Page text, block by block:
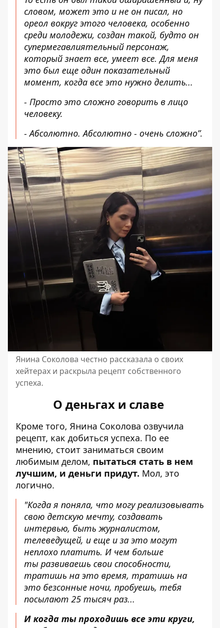
словом, может это и не он писал, но
ореол вокруг этого человека, особенно
среди молодежи, создан такой, будто он
супермегавлиятельный персонаж,
который знает все, умеет все. Для меня
это был еще один показательный
момент, когда все это нужно делить...
- Просто это сложно говорить в лицо
человеку.
- Абсолютно. Абсолютно - очень сложно”.
Янина Соколова честно рассказала о своих
хейтерах и раскрыла рецепт собственного
успеха.
О деньгах и славе
Кроме того, Янина Соколова озвучила
рецепт, как добиться успеха. По ее
мнению, стоит заниматься своим
любимым делом, пытаться стать в нем
лучшим, и деньги придут. Мол, это
логично.
"Когда я поняла, что могу реализовывать
свою детскую мечту, создавать
интервью, быть журналистом,
телеведущей, и еще и за это могут
неплохо платить. И чем больше
ты развиваешь свои способности,
тратишь на это время, тратишь на
это безсонные ночи, пробуешь, тебя
посылают 25 тысяч раз...
И когда ты проходишь все эти круги,